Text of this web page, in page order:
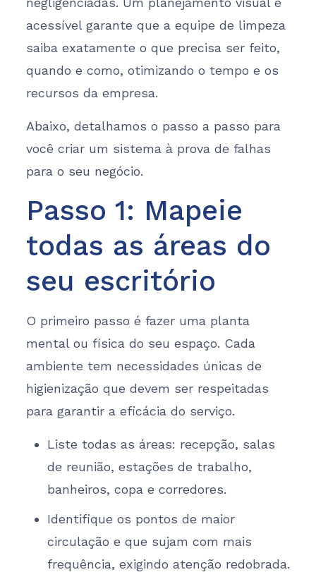
acessível garante que a equipe de limpeza
saiba exatamente o que precisa ser feito,
quando e como, otimizando o tempo e os
recursos da empresa.
Abaixo, detalhamos o passo a passo para
você criar um sistema à prova de falhas
para o seu negócio.
Passo 1: Mapeie
todas as áreas do
seu escritório
O primeiro passo é fazer uma planta
mental ou física do seu espaço. Cada
ambiente tem necessidades únicas de
higienização que devem ser respeitadas
para garantir a eficácia do serviço.
Liste todas as áreas: recepção, salas
de reunião, estações de trabalho,
banheiros, copa e corredores.
Identifique os pontos de maior
circulação e que sujam com mais
frequência, exigindo atenção redobrada.